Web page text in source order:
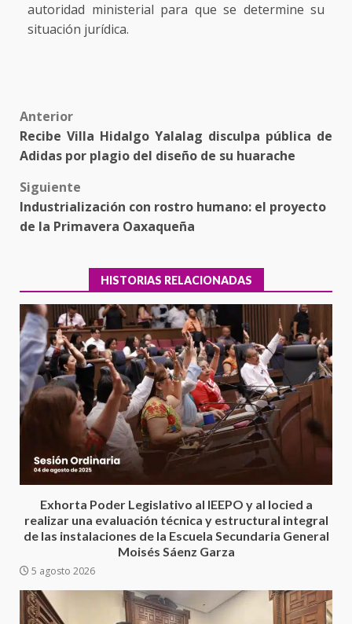
autoridad ministerial para que se determine su
situación jurídica.
Post
navigation
Anterior
Recibe Villa Hidalgo Yalalag disculpa pública de
Adidas por plagio del diseño de su huarache
Siguiente
Industrialización con rostro humano: el proyecto
de la Primavera Oaxaqueña
HISTORIAS RELACIONADAS
Exhorta Poder Legislativo al IEEPO y al Iocied a
realizar una evaluación técnica y estructural integral
de las instalaciones de la Escuela Secundaria General
Moisés Sáenz Garza
5 agosto 2026
3
Encuentro de Ariadna Montiel
con el Gobernador Salomón Jara
Cruz reafirma la consolidación
de la transformación en
territorio oaxaqueño
30 julio 2026
4
Juan Mazatlán
20 julio 2026